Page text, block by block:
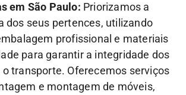
em São Paulo: Priorizamos a
dos seus pertences, utilizando
profissional e materiais
para garantir a integridade dos
transporte. Oferecemos serviços
e montagem de móveis,